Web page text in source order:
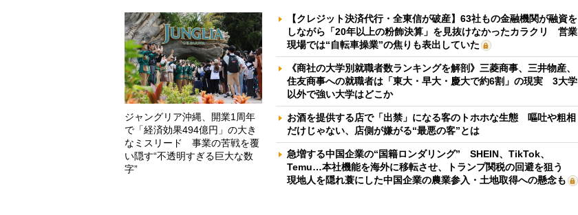
ジャングリア沖縄、開業1周年
で「経済効果494億円」の大き
なミスリード 事業の苦戦を覆
い隠す“不透明すぎる巨大な数
字”
【クレジット決済代行・全東信が破産】63社もの金融機関が融資を
しながら「20年以上の粉飾決算」を見抜けなかったカラクリ 営業
現場では“自転車操業”の焦りも表出していた
《商社の大学別就職者数ランキングを解剖》三菱商事、三井物産、
住友商事への就職者は「東大・早大・慶大で約6割」の現実 3大学
以外で強い大学はどこか
お酒を提供する店で「出禁」になる客のトホホな生態 嘔吐や粗相
だけじゃない、店側が嫌がる“最悪の客”とは
急増する中国企業の“国籍ロンダリング” SHEIN、TikTok、
Temu…本社機能を海外に移転させ、トランプ関税の回避を狙う
現地人を隠れ蓑にした中国企業の農業参入・土地取得への懸念も